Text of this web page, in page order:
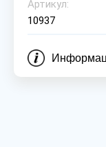
Артикул:
10937